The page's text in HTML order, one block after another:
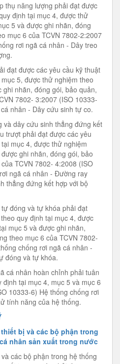
thụ năng lượng phải đạt được
định tại mục 4, được thử
5 và được ghi nhãn, đóng
mục 6 của TCVN 7802-2:2007
rơi ngã cá nhân - Dây treo
đạt được các yêu cầu kỹ thuật
5, được thử nghiệm theo
nhãn, đóng gói, bảo quản,
7802- 3:2007 (ISO 10333-
nhân - Dây cứu sinh tự co.
dây cứu sinh thẳng đứng kết
trượt phải đạt được các yêu
mục 4, được thử nghiệm
ghi nhãn, đóng gói, bảo
TCVN 7802- 4:2008 (ISO
ngã cá nhân - Đường ray
thẳng đứng kết hợp với bộ
đóng và tự khóa phải đạt
quy định tại mục 4, được
mục 5 và được ghi nhãn,
theo mục 6 của TCVN 7802-
chống rơi ngã cá nhân -
đóng và tự khóa.
cá nhân hoàn chỉnh phải tuân
tại mục 4, mục 5 và mục 6
10333-6) Hệ thống chống rơi
tính năng của hệ thống.
bị và các bộ phận trong
nhân sản xuất trong nước
các bộ phận trong hệ thống